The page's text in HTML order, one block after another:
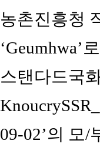
농촌진흥청
‘Geumhwa’
스탠다드국
09-02’의 모/